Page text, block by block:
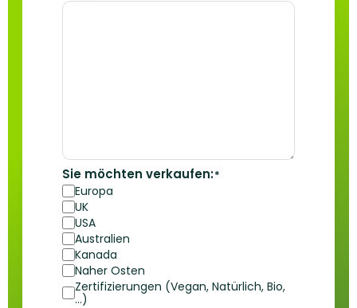
Sie möchten verkaufen:*
Europa
UK
USA
Australien
Kanada
Naher Osten
Zertifizierungen (Vegan, Natürlich, Bio,
...)